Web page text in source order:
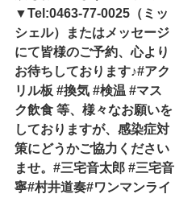
▼Tel:0463-77-0025（ミッ
シェル）またはメッセージ
にて皆様のご予約、心より
お待ちしております♪#アク
リル板 #換気 #検温 #マス
ク飲食 等、様々なお願いを
しておりますが、感染症対
策にどうかご協力ください
ませ。#三宅音太郎 #三宅音
寧#村井道奏#ワンマンライ